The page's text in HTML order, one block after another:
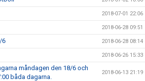
2018-07-01 22:06
2018-06-28 09:51
6 2018-06-28 08:14
2018-06-26 15:33
måndagen den 18/6 och
båda dagarna.
2018-06-13 21:19